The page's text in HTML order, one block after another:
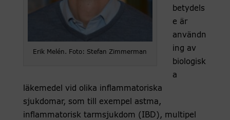
Erik Melén. Foto: Stefan Zimmerman
betydels
e är
användn
ing av
biologisk
a
läkemedel vid olika inflammatoriska
sjukdomar, som till exempel astma,
inflammatorisk tarmsjukdom (IBD), multipel